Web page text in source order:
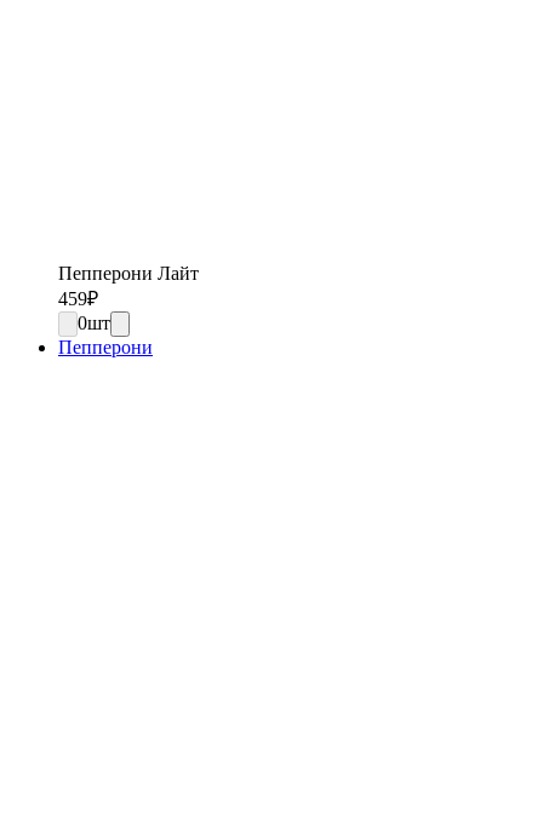
Пепперони Лайт
459₽
0шт
Пепперони